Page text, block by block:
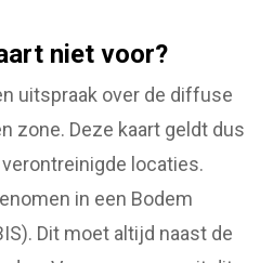
niet voor?
uitspraak over de diffuse
zone. Deze kaart geldt dus
locaties.
in een Bodem
Dit moet altijd naast de